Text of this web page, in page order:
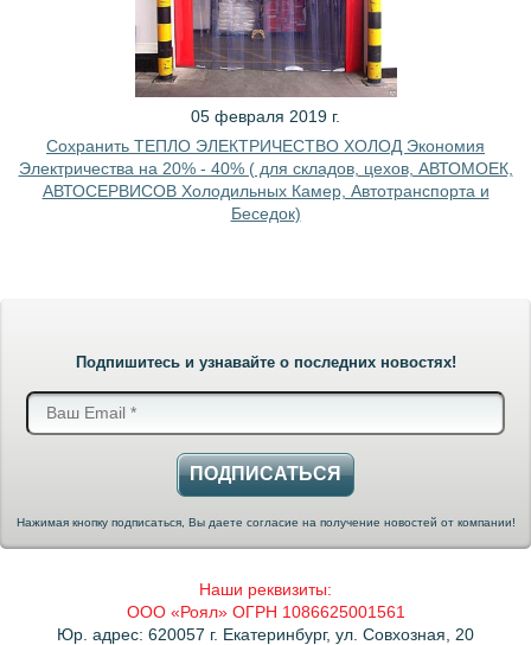
05 февраля 2019 г.
Сохранить ТЕПЛО ЭЛЕКТРИЧЕСТВО ХОЛОД Экономия
Электричества на 20% - 40% ( для складов, цехов, АВТОМОЕК,
АВТОСЕРВИСОВ Холодильных Камер, Автотранспорта и
Беседок)
Подпишитесь и узнавайте о последних новостях!
ПОДПИСАТЬСЯ
Нажимая кнопку подписаться, Вы даете согласие на получение новостей от компании!
Наши реквизиты:
ООО «Роял» ОГРН 1086625001561
Юр. адрес: 620057 г. Екатеринбург, ул. Совхозная, 20